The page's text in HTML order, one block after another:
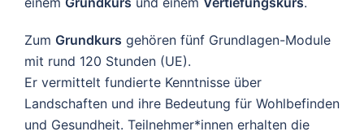
Zum Grundkurs gehören fünf Grundlagen-Module
mit rund 120 Stunden (UE).
Er vermittelt fundierte Kenntnisse über
Landschaften und ihre Bedeutung für Wohlbefinden
und Gesundheit. Teilnehmer*innen erhalten die